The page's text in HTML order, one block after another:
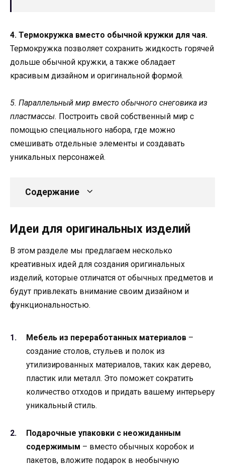
4. Термокружка вместо обычной кружки для чая.
Термокружка позволяет сохранить жидкость горячей
дольше обычной кружки, а также обладает
красивым дизайном и оригинальной формой.
5. Параллельный мир вместо обычного снеговика из
пластмассы. Построить свой собственный мир с
помощью специального набора, где можно
смешивать отдельные элементы и создавать
уникальных персонажей.
Содержание
Идеи для оригинальных изделий
В этом разделе мы предлагаем несколько
креативных идей для создания оригинальных
изделий, которые отличатся от обычных предметов и
будут привлекать внимание своим дизайном и
функциональностью.
Мебель из переработанных материалов –
создание столов, стульев и полок из
утилизированных материалов, таких как дерево,
пластик или металл. Это поможет сократить
количество отходов и придать вашему интерьеру
уникальный стиль.
Подарочные упаковки с неожиданным
содержимым – вместо обычных коробок и
пакетов, вложите подарок в необычную